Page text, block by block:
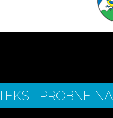
PROBNE